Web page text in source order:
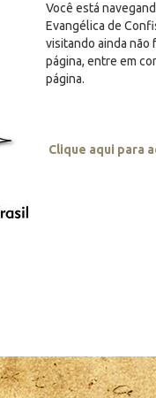
Você está
Evangélica de
visitando ainda não
página, entre em
página.
Clique aqui para